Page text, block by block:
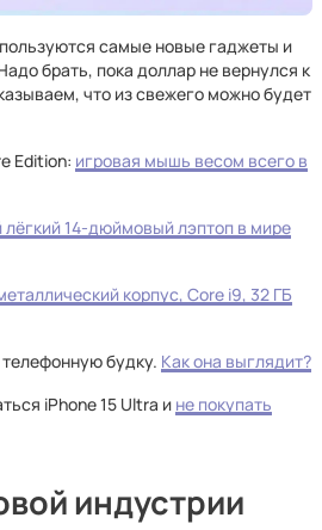
самые новые гаджеты и
брать, пока доллар не вернулся к
что из свежего можно будет
Edition: игровая мышь весом всего в
14-дюймовый лэптоп в мире
корпус, Core i9, 32 ГБ
будку. Как она выглядит?
iPhone 15 Ultra и не покупать
индустрии